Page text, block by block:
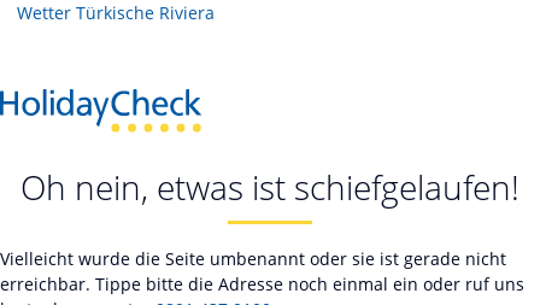
Wetter Türkische Riviera
Oh nein, etwas ist schiefgelaufen!
Vielleicht wurde die Seite umbenannt oder sie ist gerade nicht
erreichbar. Tippe bitte die Adresse noch einmal ein oder ruf uns